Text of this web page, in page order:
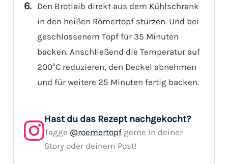
Den Brotlaib direkt aus dem Kühlschrank
in den heißen Römertopf stürzen. Und bei
geschlossenem Topf für 35 Minuten
backen. Anschließend die Temperatur auf
200°C reduzieren, den Deckel abnehmen
und für weitere 25 Minuten fertig backen.
Hast du das Rezept nachgekocht?
Tagge @roemertopf gerne in deiner
Story oder deinem Post!